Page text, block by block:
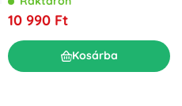
10 990 Ft
Kosárba